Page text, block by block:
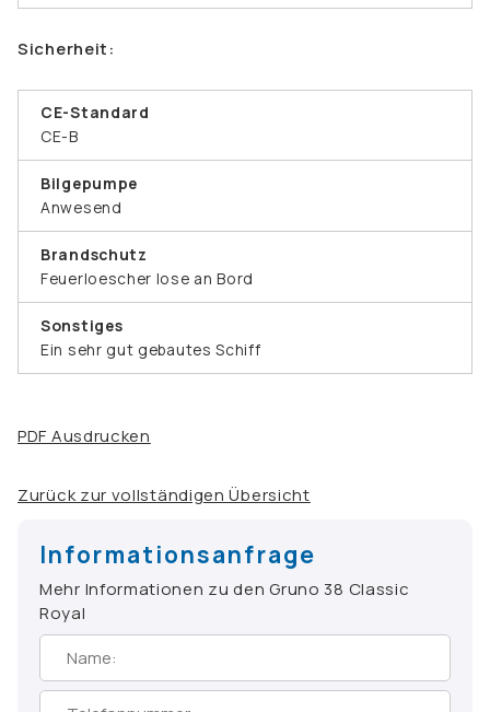
Sicherheit:
CE-Standard
CE-B
Bilgepumpe
Anwesend
Brandschutz
Feuerloescher lose an Bord
Sonstiges
Ein sehr gut gebautes Schiff
PDF Ausdrucken
Zurück zur vollständigen Übersicht
Informationsanfrage
Mehr Informationen zu den Gruno 38 Classic
Royal